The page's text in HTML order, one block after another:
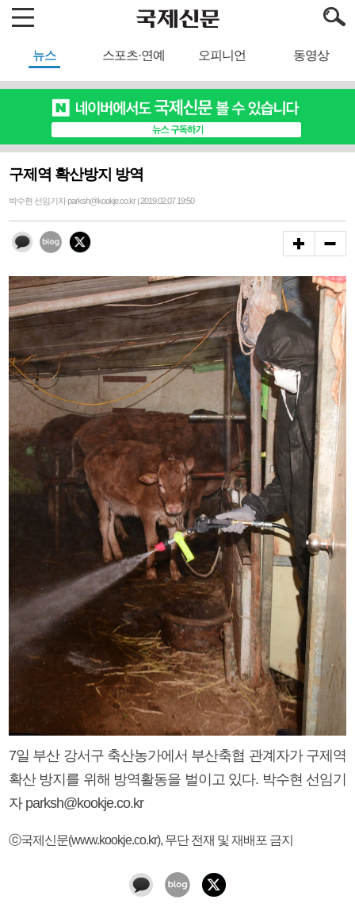
뉴스 스포츠·연예 오피니언 동영상
구제역 확산방지 방역
박수현 선임기자 parksh@kookje.co.kr | 2019.02.07 19:50
7일 부산 강서구 축산농가에서 부산축협 관계자가 구제역
확산 방지를 위해 방역활동을 벌이고 있다. 박수현 선임기
자 parksh@kookje.co.kr
ⓒ국제신문(www.kookje.co.kr), 무단 전재 및 재배포 금지